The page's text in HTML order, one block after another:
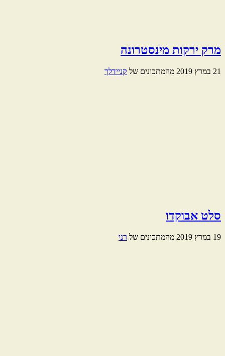
מרק ירקות מינסטרונה
21 במרץ 2019 מהמתכונים של קניידלך
סלט אבוקדו
19 במרץ 2019 מהמתכונים של רני